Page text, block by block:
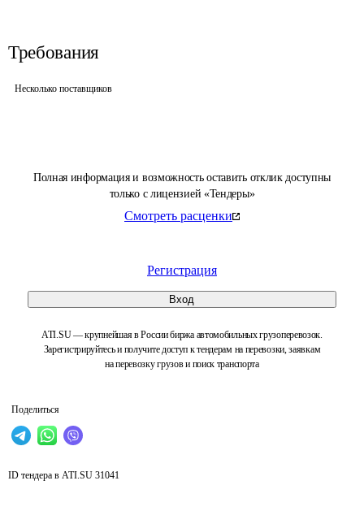
Полная информация и возможность оставить отклик доступны
только с лицензией «Тендеры»
Смотреть расценки
Регистрация
Вход
ATI.SU — крупнейшая в России биржа автомобильных грузоперевозок.
Зарегистрируйтесь и получите доступ к тендерам на перевозки, заявкам
на перевозку грузов и поиск транспорта
Поделиться
Требования
Несколько поставщиков
ID тендера в ATI.SU 31041